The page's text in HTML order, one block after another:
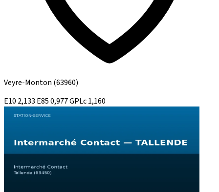
Veyre-Monton (63960)
E10 2,133 E850,977GPLc1,160